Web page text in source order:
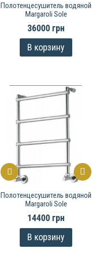
Полотенцесушитель водяной
Margaroli Sole
36000 грн
В корзину
Полотенцесушитель водяной
Margaroli Sole
14400 грн
В корзину